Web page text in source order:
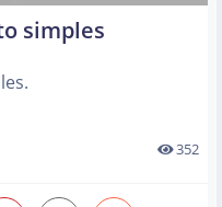
simples
352